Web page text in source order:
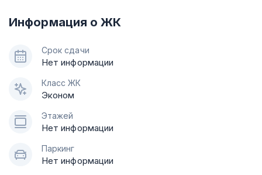
Информация о ЖК
Срок сдачи
Нет информации
Класс ЖК
Эконом
Этажей
Нет информации
Паркинг
Нет информации